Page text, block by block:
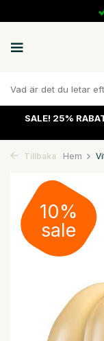
SALE! 25%
Tillbaka Hem
10%
sale